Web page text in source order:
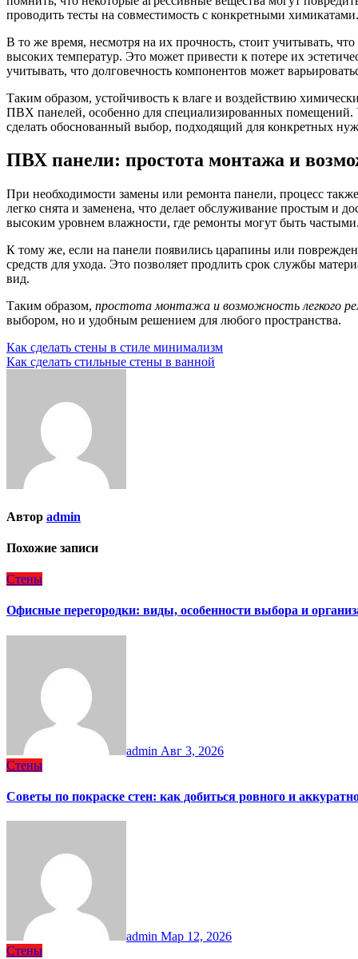
проводить тесты на совместимость с конкретными химикатами.
В то же время, несмотря на их прочность, стоит учитывать,
высоких температур. Это может привести к потере их
учитывать, что долговечность компонентов может
Таким образом, устойчивость к влаге и воздействию
ПВХ панелей, особенно для специализированных
сделать обоснованный выбор, подходящий для конкретных
ПВХ панели: простота монтажа и
При необходимости замены или ремонта панели, процесс
легко снята и заменена, что делает обслуживание простым и
высоким уровнем влажности, где ремонты могут быть
К тому же, если на панели появились царапины или
средств для ухода. Это позволяет продлить срок службы
вид.
Таким образом, простота монтажа и возможность легкого
выбором, но и удобным решением для любого пространства.
Навигация
по
Как сделать стены в стиле минимализм
Как сделать стильные стены в ванной
Автор admin
Похожие записи
Стены
Офисные перегородки: виды, особенности выбора и
admin Авг 3, 2026
Стены
Советы по покраске стен: как добиться ровного и
admin Мар 12, 2026
Стены